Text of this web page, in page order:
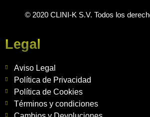
© 2020 CLINI-K S.V. Todos los
Legal
Aviso Legal
Política de Privacidad
Política de Cookies
Términos y condiciones